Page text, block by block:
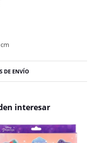
DE ENVÍO
interesar